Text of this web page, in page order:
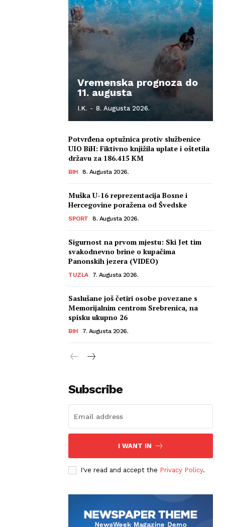
Vremenska prognoza do
11. augusta
I.K. - 8. Augusta 2026.
Potvrđena optužnica protiv službenice
UIO BiH: Fiktivno knjižila uplate i oštetila
državu za 186.415 KM
BIH 8. Augusta 2026.
Muška U-16 reprezentacija Bosne i
Hercegovine poražena od Švedske
SPORT 8. Augusta 2026.
Sigurnost na prvom mjestu: Ski Jet tim
svakodnevno brine o kupačima
Panonskih jezera (VIDEO)
TUZLA 7. Augusta 2026.
Saslušane još četiri osobe povezane s
Memorijalnim centrom Srebrenica, na
spisku ukupno 26
BIH 7. Augusta 2026.
Subscribe
I WANT IN
I've read and accept the Privacy Policy.